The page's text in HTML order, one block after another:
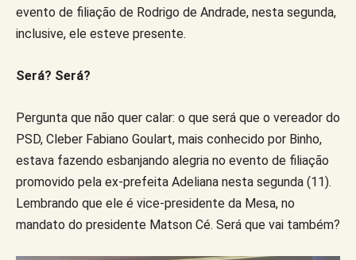
evento de filiação de Rodrigo de Andrade, nesta segunda,
inclusive, ele esteve presente.
Será? Será?
Pergunta que não quer calar: o que será que o vereador do
PSD, Cleber Fabiano Goulart, mais conhecido por Binho,
estava fazendo esbanjando alegria no evento de filiação
promovido pela ex-prefeita Adeliana nesta segunda (11).
Lembrando que ele é vice-presidente da Mesa, no
mandato do presidente Matson Cé. Será que vai também?